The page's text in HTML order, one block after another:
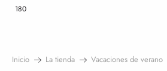
180
Inicio La tienda Vacaciones de verano